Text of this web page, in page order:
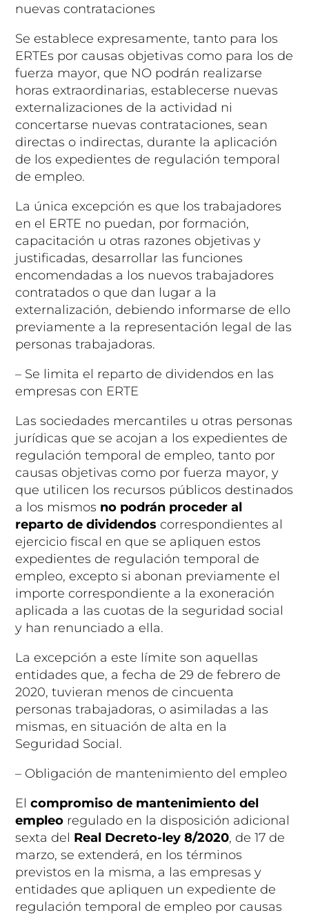
nuevas contrataciones
Se establece expresamente, tanto para los
ERTEs por causas objetivas como para los de
fuerza mayor, que NO podrán realizarse
horas extraordinarias, establecerse nuevas
externalizaciones de la actividad ni
concertarse nuevas contrataciones, sean
directas o indirectas, durante la aplicación
de los expedientes de regulación temporal
de empleo.
La única excepción es que los trabajadores
en el ERTE no puedan, por formación,
capacitación u otras razones objetivas y
justificadas, desarrollar las funciones
encomendadas a los nuevos trabajadores
contratados o que dan lugar a la
externalización, debiendo informarse de ello
previamente a la representación legal de las
personas trabajadoras.
– Se limita el reparto de dividendos en las
empresas con ERTE
Las sociedades mercantiles u otras personas
jurídicas que se acojan a los expedientes de
regulación temporal de empleo,tanto por
causas objetivas como por fuerza mayor, y
que utilicen los recursos públicos destinados
a los mismos no podrán proceder al
reparto de dividendos correspondientes al
ejercicio fiscal en que se apliquen estos
expedientes de regulación temporal de
empleo, excepto si abonan previamente el
importe correspondiente a la exoneración
aplicada a las cuotas de la seguridad social
y han renunciado a ella.
La excepción a este límite son aquellas
entidades que, a fecha de 29 de febrero de
2020, tuvieran menos de cincuenta
personas trabajadoras, o asimiladas a las
mismas, en situación de alta en la
Seguridad Social.
– Obligación de mantenimiento del empleo
Elcompromiso de mantenimiento del
empleo regulado en la disposición adicional
sexta del Real Decreto-ley 8/2020, de 17 de
marzo, se extenderá, en los términos
previstos en la misma, a las empresas y
entidades que apliquen un expediente de
regulación temporal de empleo por causas